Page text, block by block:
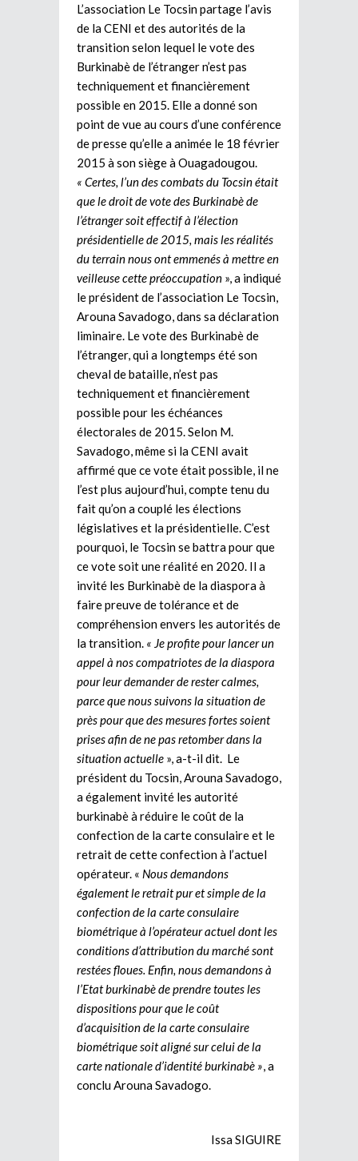
L’association Le Tocsin partage l’avis
de la CENI et des autorités de la
transition selon lequel le vote des
Burkinabè de l’étranger n’est pas
techniquement et financièrement
possible en 2015. Elle a donné son
point de vue au cours d’une conférence
de presse qu’elle a animée le 18 février
2015 à son siège à Ouagadougou.
« Certes, l’un des combats du Tocsin était
que le droit de vote des Burkinabè de
l’étranger soit effectif à l’élection
présidentielle de 2015, mais les réalités
du terrain nous ont emmenés à mettre en
veilleuse cette préoccupation », a indiqué
le président de l’association Le Tocsin,
Arouna Savadogo, dans sa déclaration
liminaire. Le vote des Burkinabè de
l’étranger, qui a longtemps été son
cheval de bataille, n’est pas
techniquement et financièrement
possible pour les échéances
électorales de 2015. Selon M.
Savadogo, même si la CENI avait
affirmé que ce vote était possible, il ne
l’est plus aujourd’hui, compte tenu du
fait qu’on a couplé les élections
législatives et la présidentielle. C’est
pourquoi, le Tocsin se battra pour que
ce vote soit une réalité en 2020. Il a
invité les Burkinabè de la diaspora à
faire preuve de tolérance et de
compréhension envers les autorités de
la transition. « Je profite pour lancer un
appel à nos compatriotes de la diaspora
pour leur demander de rester calmes,
parce que nous suivons la situation de
près pour que des mesures fortes soient
prises afin de ne pas retomber dans la
situation actuelle », a-t-il dit. Le
président du Tocsin, Arouna Savadogo,
a également invité les autorité
burkinabè à réduire le coût de la
confection de la carte consulaire et le
retrait de cette confection à l’actuel
opérateur. « Nous demandons
également le retrait pur et simple de la
confection de la carte consulaire
biométrique à l’opérateur actuel dont les
conditions d’attribution du marché sont
restées floues. Enfin, nous demandons à
l’Etat burkinabè de prendre toutes les
dispositions pour que le coût
d’acquisition de la carte consulaire
biométrique soit aligné sur celui de la
carte nationale d’identité burkinabè » , a
conclu Arouna Savadogo.
Issa SIGUIRE